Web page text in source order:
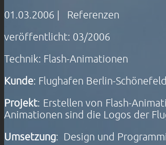
01.03.2006 |
Referenzen
veröffentlicht: 03/2006
Technik: Flash-Animationen
Kunde: Flughafen Berlin-
Projekt: Erstellen von Flash-
Animationen sind die Logos der
Umsetzung: Design und